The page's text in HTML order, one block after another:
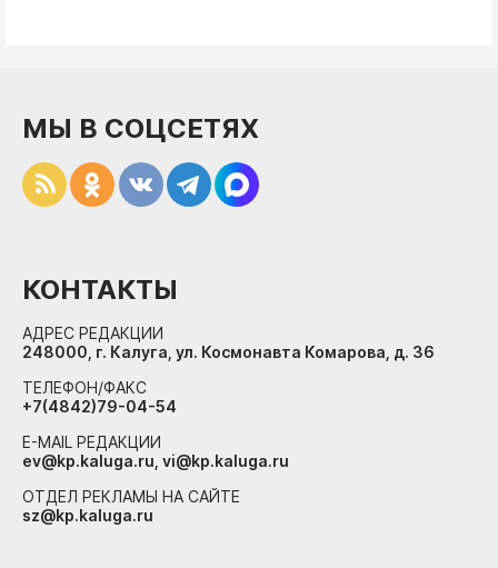
МЫ В СОЦСЕТЯХ
КОНТАКТЫ
АДРЕС РЕДАКЦИИ
248000, г. Калуга, ул. Космонавта Комарова, д. 36
ТЕЛЕФОН/ФАКС
+7(4842)79-04-54
E-MAIL РЕДАКЦИИ
ev@kp.kaluga.ru, vi@kp.kaluga.ru
ОТДЕЛ РЕКЛАМЫ НА САЙТЕ
sz@kp.kaluga.ru